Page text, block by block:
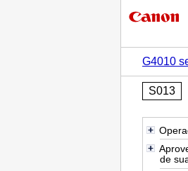
G4010
S013
de